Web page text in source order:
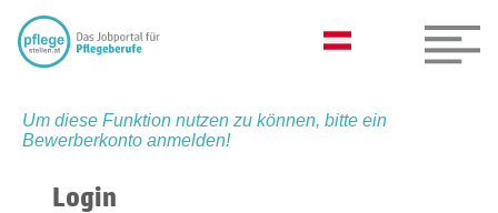
Um diese Funktion nutzen zu können, bitte ein
Bewerberkonto anmelden!
Login